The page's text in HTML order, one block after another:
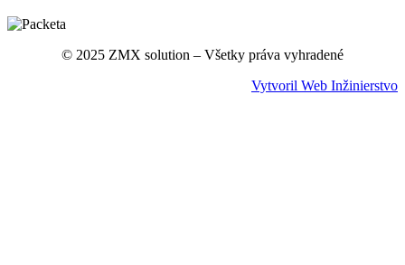
© 2025 ZMX solution – Všetky práva vyhradené
Vytvoril Web Inžinierstvo